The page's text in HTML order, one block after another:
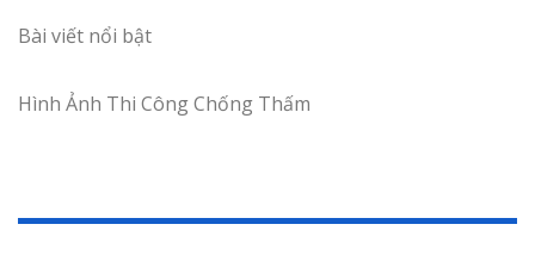
Bài viết nổi bật
Hình Ảnh Thi Công Chống Thấm